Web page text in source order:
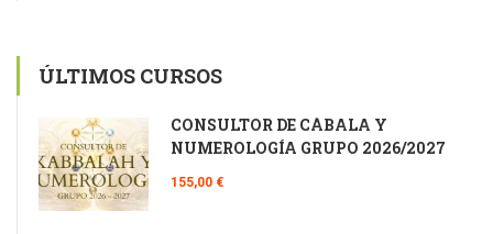
ÚLTIMOS CURSOS
CONSULTOR DE CÁBALA Y
NUMEROLOGÍA GRUPO 2026/2027
155,00 €